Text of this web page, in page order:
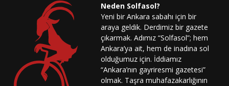
Neden Solfasol?
Yeni bir Ankara sabahı için bir
araya geldik. Derdimiz bir gazete
çıkarmak. Adımız “Solfasol”; hem
Ankara’ya ait, hem de inadına sol
olduğumuz için. İddiamız
“Ankara’nın gayriresmi gazetesi”
olmak. Taşra muhafazakarlığının